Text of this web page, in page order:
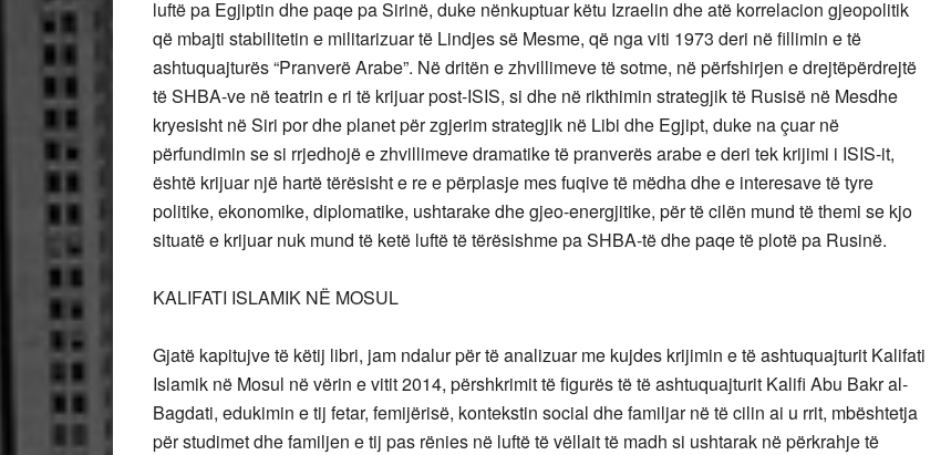
luftë pa Egjiptin dhe paqe pa Sirinë, duke nënkuptuar këtu Izraelin dhe atë korrelacion gjeopolitik
që mbajti stabilitetin e militarizuar të Lindjes së Mesme, që nga viti 1973 deri në fillimin e të
ashtuquajturës “Pranverë Arabe”. Në dritën e zhvillimeve të sotme, në përfshirjen e drejtëpërdrejtë
të SHBA-ve në teatrin e ri të krijuar post-ISIS, si dhe në rikthimin strategjik të Rusisë në Mesdhe
kryesisht në Siri por dhe planet për zgjerim strategjik në Libi dhe Egjipt, duke na çuar në
përfundimin se si rrjedhojë e zhvillimeve dramatike të pranverës arabe e deri tek krijimi i ISIS-it,
është krijuar një hartë tërësisht e re e përplasje mes fuqive të mëdha dhe e interesave të tyre
politike, ekonomike, diplomatike, ushtarake dhe gjeo-energjitike, për të cilën mund të themi se kjo
situatë e krijuar nuk mund të ketë luftë të tërësishme pa SHBA-të dhe paqe të plotë pa Rusinë.
KALIFATI ISLAMIK NË MOSUL
Gjatë kapitujve të këtij libri, jam ndalur për të analizuar me kujdes krijimin e të ashtuquajturit Kalifati
Islamik në Mosul në vërin e vitit 2014, përshkrimit të figurës të të ashtuquajturit Kalifi Abu Bakr al-
Bagdati, edukimin e tij fetar, femijërisë, kontekstin social dhe familjar në të cilin ai u rrit, mbështetja
për studimet dhe familjen e tij pas rënies në luftë të vëllait të madh si ushtarak në përkrahje të